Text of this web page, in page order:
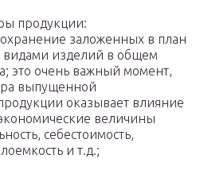
продукции:
заложенных в план
изделий в общем
это очень важный момент,
выпущенной
оказывает влияние
величины
себестоимость,
и т.д.;